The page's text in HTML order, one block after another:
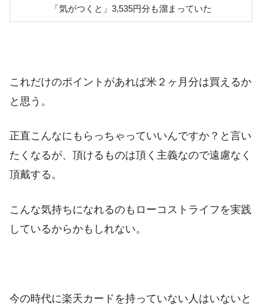
「気がつくと」3,535円分も溜まっていた
これだけのポイントがあれば米２ヶ月分は買えるか
と思う。
正直こんなにもらっちゃっていいんですか？と言い
たくなるが、頂けるものは頂く主義なので遠慮なく
頂戴する。
こんな気持ちになれるのもローコストライフを実践
しているからかもしれない。
今の時代に楽天カードを持っていない人はいないと